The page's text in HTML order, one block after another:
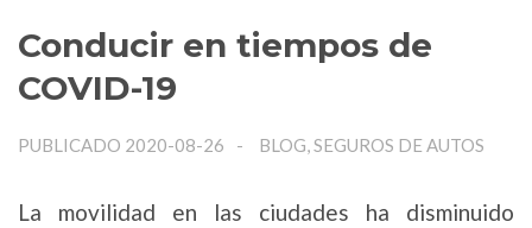
Conducir en tiempos de
COVID-19
PUBLICADO 2020-08-26 BLOG, SEGUROS DE AUTOS
La movilidad en las ciudades ha disminuido